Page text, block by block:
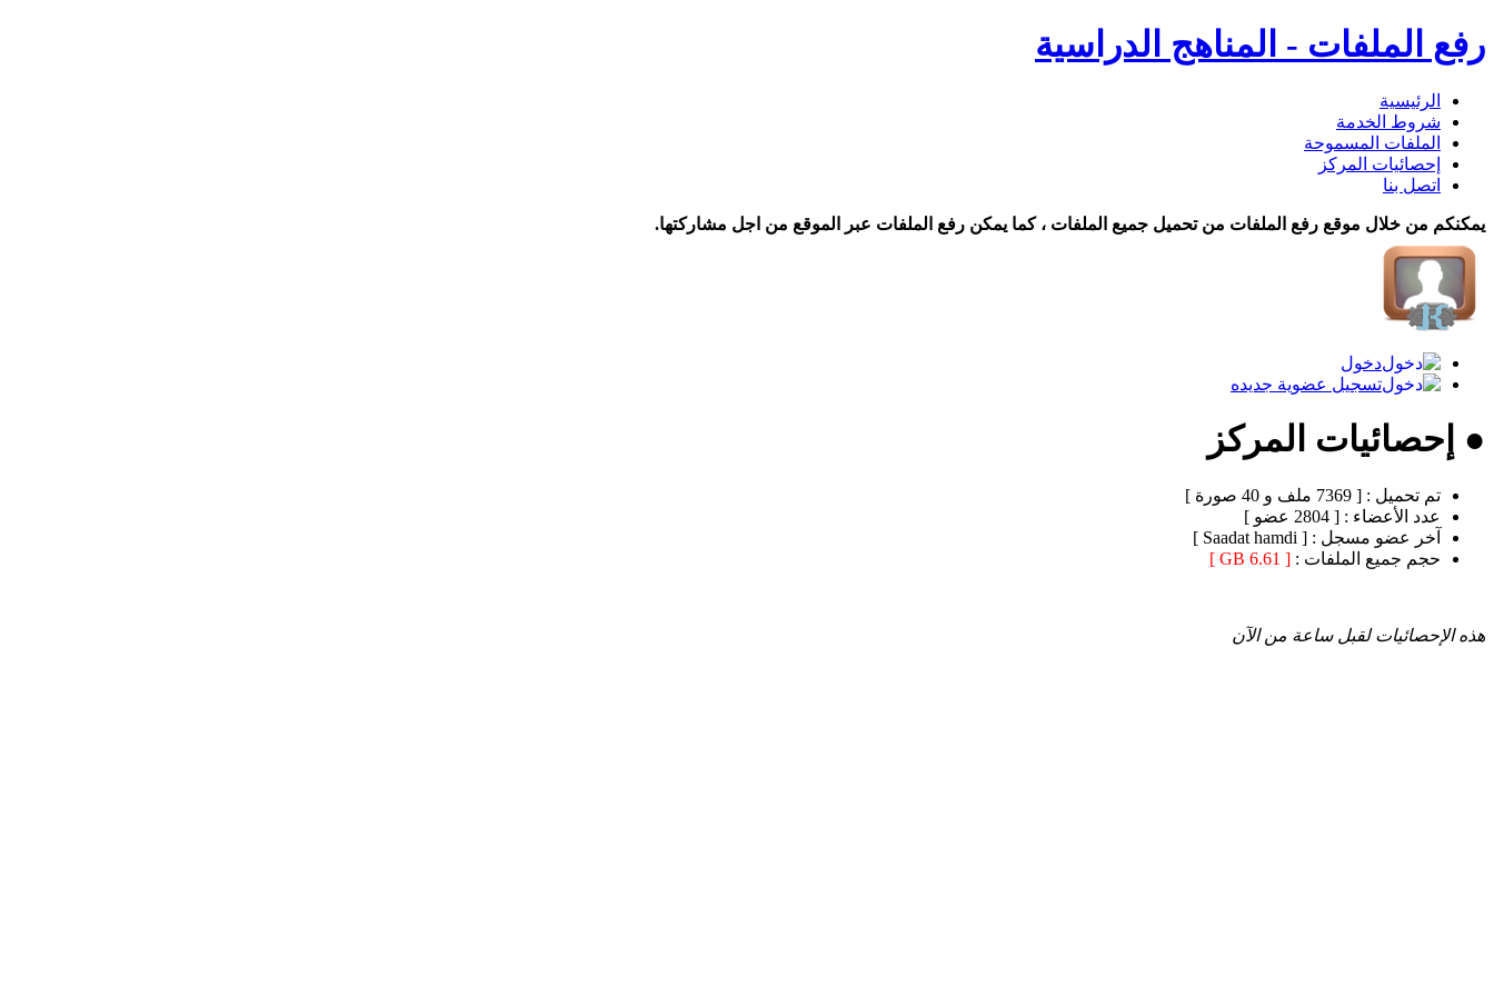
رفع الملفات - المناهج الدراسية
الرئيسية
شروط الخدمة
الملفات المسموحة
إحصائيات المركز
اتصل بنا
يمكنكم من خلال موقع رفع الملفات من تحميل جميع الملفات ، كما يمكن رفع الملفات عبر الموقع من اجل مشاركتها.
دخول
تسجيل عضوية جديده
● إحصائيات المركز
تم تحميل : [ 7369 ملف و 40 صورة ]
عدد الأعضاء : [ 2804 عضو ]
آخر عضو مسجل : [ Saadat hamdi ]
حجم جميع الملفات : [ 6.61 GB ]
هذه الإحصائيات لقبل ساعة من الآن